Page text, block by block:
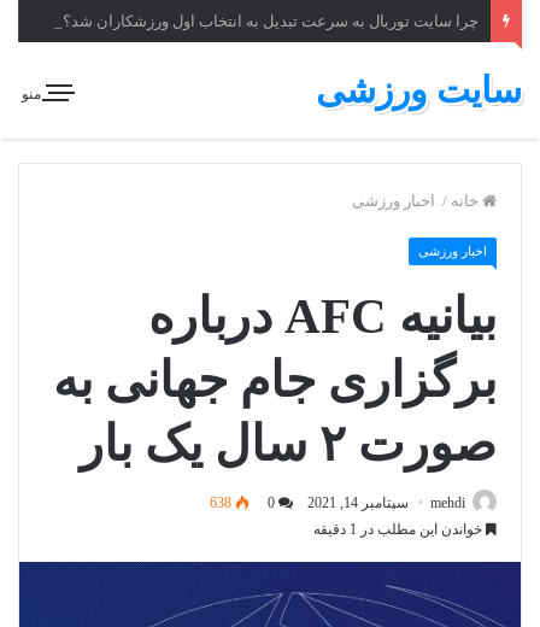
چرا سایت توربال به ‌سرعت تبدیل به انتخاب اول ورزشکاران شد؟
منو سایت ورزشی
خانه / اخبار ورزشی
اخبار ورزشی
بیانیه AFC درباره
برگزاری جام جهانی به‌
صورت ۲ سال یک بار
mehdi سپتامبر 14, 2021
638
خواندن این مطلب در 1 دقیقه